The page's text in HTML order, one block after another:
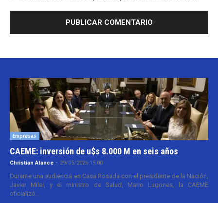
Empresas
CAEME: inversión de u$s 8.000 M en seis años
Christian Atance - 29/05/2026 15:00
Durante una audiencia en Casa Rosada con el presidente de la Nación,
Javier Milei, y el ministro de Salud, Mario Lugones, la CAEME
oficializó...